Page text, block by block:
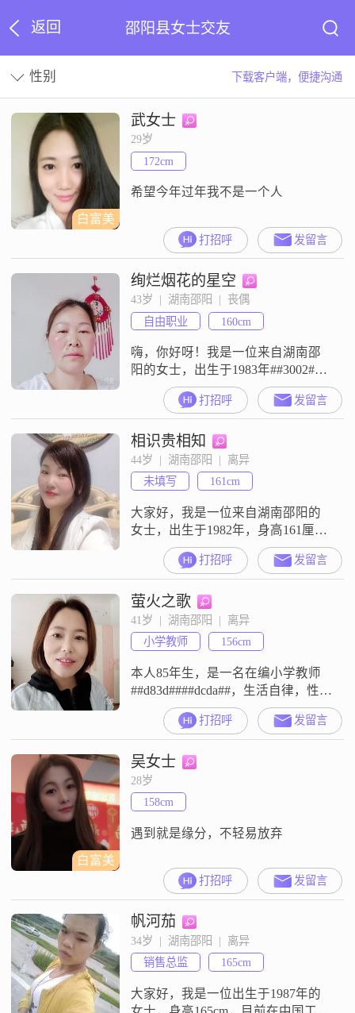
返回 邵阳县女士交友
性别 下载客户端，便捷沟通
白富美
武女士
29岁
172cm
希望今年过年我不是一个人
打招呼 发留言
绚烂烟花的星空
43岁  |  湖南邵阳  |  丧偶
自由职业
160cm
嗨，你好呀！我是一位来自湖南邵
阳的女士，出生于1983年##3002##
我的身高大约是160厘米，虽然不是
特别高，但我相信身高并不是最重
要的，重要的是我们的内心是否契
合##3002##我每个月的收入在3000
元以下，虽然不算多，但足够我过
上简单而精致的生活##3002##我性
格开朗，总是爱笑，我觉得笑容是
世界上最美好的
打招呼 发留言
相识贵相知
44岁  |  湖南邵阳  |  离异
未填写
161cm
大家好，我是一位来自湖南邵阳的
女士，出生于1982年，身高161厘米
##3002##我在当地有着稳定的工
作，月收入在5001到8000元之间
##3002##虽然我的学历是中专，但
我一直保持着学习的热情，努力提
升自己的能力和素质##3002##性格
方面，我自认为是一个温柔体贴的
人，善于理解和关心他人##3002##
我平时
打招呼 发留言
萤火之歌
41岁  |  湖南邵阳  |  离异
小学教师
156cm
本人85年生，是一名在编小学教师
##d83d####dcda##，生活自律，性情
温和##3002##经历过一段婚姻，育
有一儿一女，女儿随我生活
##3002##过往教会我责任与成长，
也让我更加明晰自己对家庭的期待
##3002####3010##关于我
##3011####d83c####df38##· 生活：
简单##300
打招呼 发留言
白富美
吴女士
28岁
158cm
遇到就是缘分，不轻易放弃
打招呼 发留言
帆河茄
34岁  |  湖南邵阳  |  离异
销售总监
165cm
大家好，我是一位出生于1987年的